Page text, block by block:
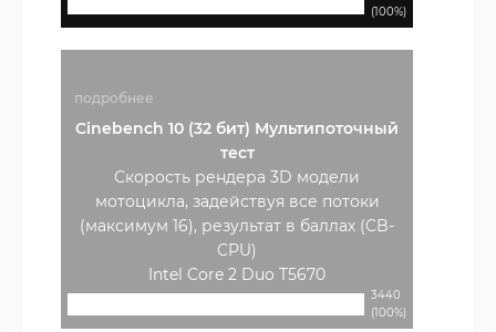
(100%)
подробнее
Cinebench 10 (32 бит) Мультипоточный
тест
Скорость рендера 3D модели
мотоцикла, задействуя все потоки
(максимум 16), результат в баллах (CB-
CPU)
Intel Core 2 Duo T5670
3440
(100%)